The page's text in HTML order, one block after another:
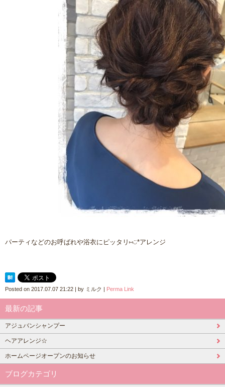
パーティなどのお呼ばれや浴衣にピッタリ⑅◡̈*アレンジ
Posted on 2017.07.07 21:22 | by ミルク | Perma Link
最新の記事
アジュバンシャンプー
ヘアアレンジ☆
ホームページオープンのお知らせ
ブログカテゴリ